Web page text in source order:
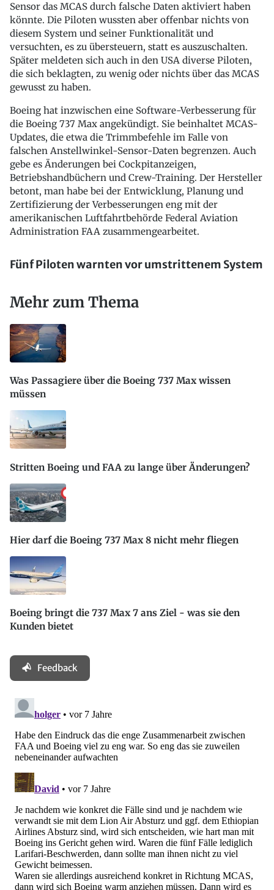
Sensor das MCAS durch falsche Daten aktiviert haben
könnte. Die Piloten wussten aber offenbar nichts von
diesem System und seiner Funktionalität und
versuchten, es zu übersteuern, statt es auszuschalten.
Später meldeten sich auch in den USA diverse Piloten,
die sich beklagten, zu wenig oder nichts über das MCAS
gewusst zu haben.
Boeing hat inzwischen eine Software-Verbesserung für
die Boeing 737 Max angekündigt. Sie beinhaltet MCAS-
Updates, die etwa die Trimmbefehle im Falle von
falschen Anstellwinkel-Sensor-Daten begrenzen. Auch
gebe es Änderungen bei Cockpitanzeigen,
Betriebshandbüchern und Crew-Training. Der Hersteller
betont, man habe bei der Entwicklung, Planung und
Zertifizierung der Verbesserungen eng mit der
amerikanischen Luftfahrtbehörde Federal Aviation
Administration FAA zusammengearbeitet.
Fünf Piloten warnten vor umstrittenem System
Mehr zum Thema
Was Passagiere über die Boeing 737 Max wissen
müssen
Stritten Boeing und FAA zu lange über Änderungen?
Hier darf die Boeing 737 Max 8 nicht mehr fliegen
Boeing bringt die 737 Max 7 ans Ziel - was sie den
Kunden bietet
Feedback